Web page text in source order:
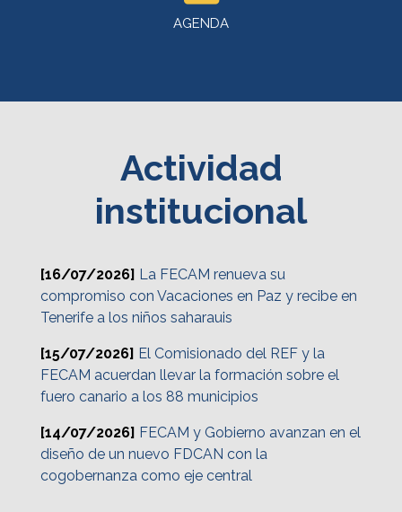
AGENDA
Actividad
institucional
[16/07/2026] La FECAM renueva su
compromiso con Vacaciones en Paz y recibe en
Tenerife a los niños saharauis
[15/07/2026] El Comisionado del REF y la
FECAM acuerdan llevar la formación sobre el
fuero canario a los 88 municipios
[14/07/2026] FECAM y Gobierno avanzan en el
diseño de un nuevo FDCAN con la
cogobernanza como eje central